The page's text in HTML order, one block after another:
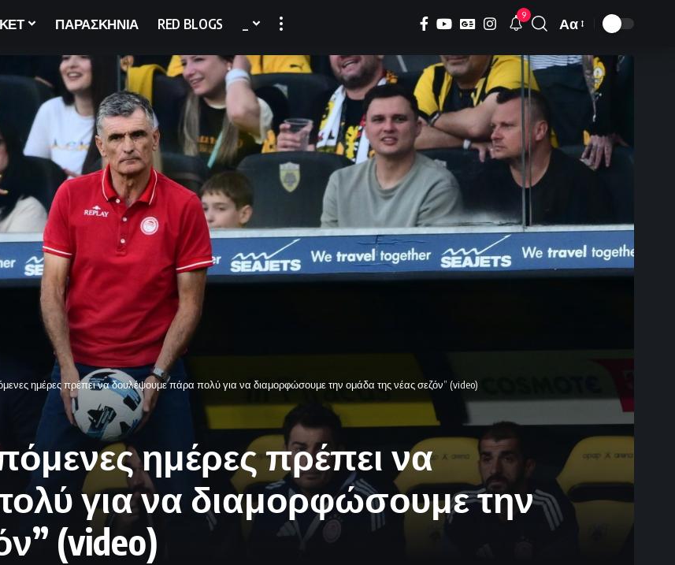
ΠΑΡΑΣΚΗΝΙΑ RED BLOGS 9
Font
Resizer
Αα
ημέρες πρέπει να δουλέψουμε πάρα πολύ για να διαμορφώσουμε την ομάδα της νέας σεζόν” (video)
ημέρες πρέπει να
για να διαμορφώσουμε την
(video)